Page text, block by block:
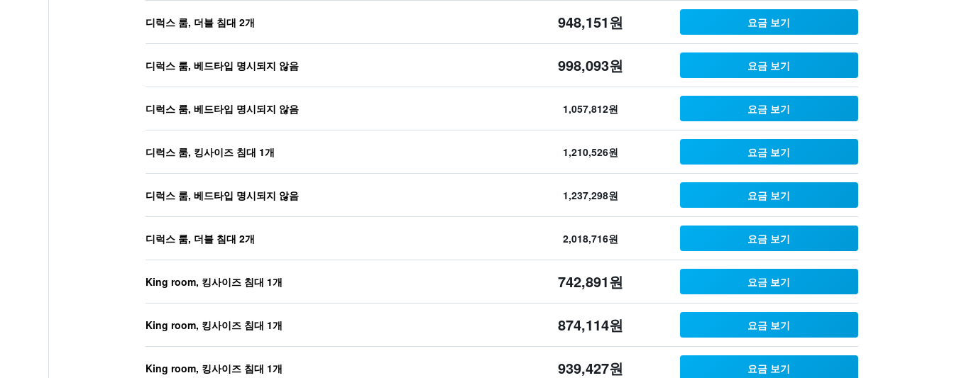
디럭스 룸, 더블 침대 2개 948,151원 요금 보기
디럭스 룸, 베드타입 명시되지 않음 998,093원 요금 보기
디럭스 룸, 베드타입 명시되지 않음 1,057,812원 요금 보기
디럭스 룸, 킹사이즈 침대 1개 1,210,526원 요금 보기
디럭스 룸, 베드타입 명시되지 않음 1,237,298원 요금 보기
디럭스 룸, 더블 침대 2개 2,018,716원 요금 보기
King room, 킹사이즈 침대 1개 742,891원 요금 보기
King room, 킹사이즈 침대 1개 874,114원 요금 보기
King room, 킹사이즈 침대 1개 939,427원 요금 보기